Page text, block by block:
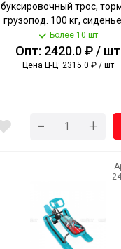
буксировочный трос,
грузопод. 100 кг,
290 мм арт. ТС2-М/К NIKA
Более 10 шт
Опт: 2420.0 ₽ / шт
Цена Ц-Ц: 2315.0 ₽ / шт
- +